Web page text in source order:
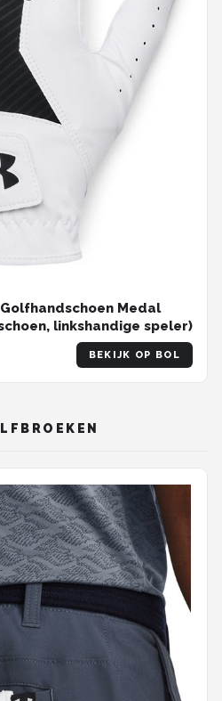
Medal
linkshandige speler)
BEKIJK OP BOL